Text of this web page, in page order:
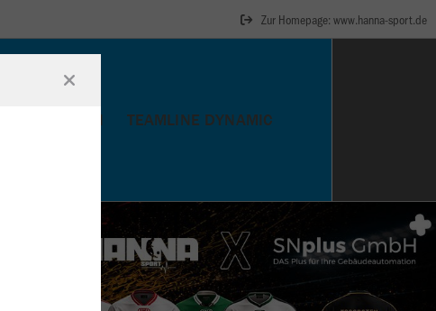
Zur Homepage: www.hanna-sport.de
AKTIONEN TEAMLINE DYNAMIC